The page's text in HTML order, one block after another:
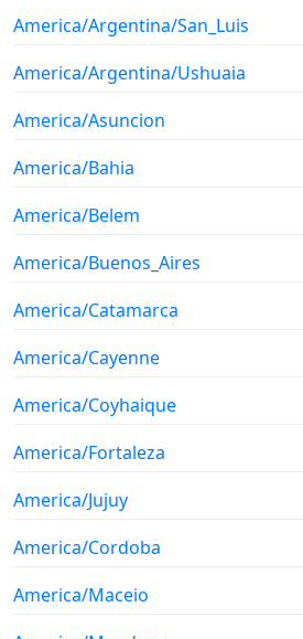
America/Argentina/San_Luis
America/Argentina/Ushuaia
America/Asuncion
America/Bahia
America/Belem
America/Buenos_Aires
America/Catamarca
America/Cayenne
America/Coyhaique
America/Fortaleza
America/Jujuy
America/Cordoba
America/Maceio